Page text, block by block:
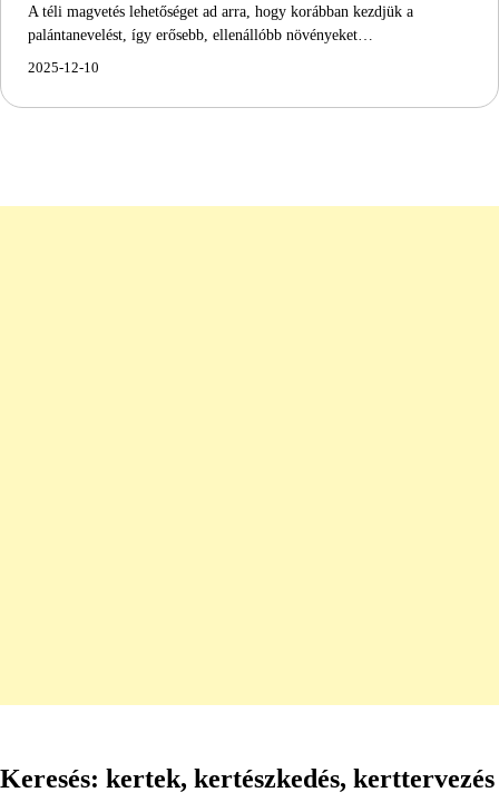
A téli magvetés lehetőséget ad arra, hogy korábban kezdjük a
palántanevelést, így erősebb, ellenállóbb növényeket…
2025-12-10
Keresés: kertek, kertészkedés, kerttervezés